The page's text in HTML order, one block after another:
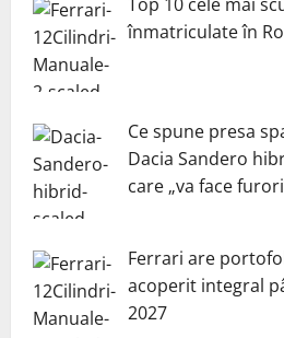
înmatriculate în
Ce spune presa
Dacia Sandero
care „va face
Ferrari are
acoperit integral
2027